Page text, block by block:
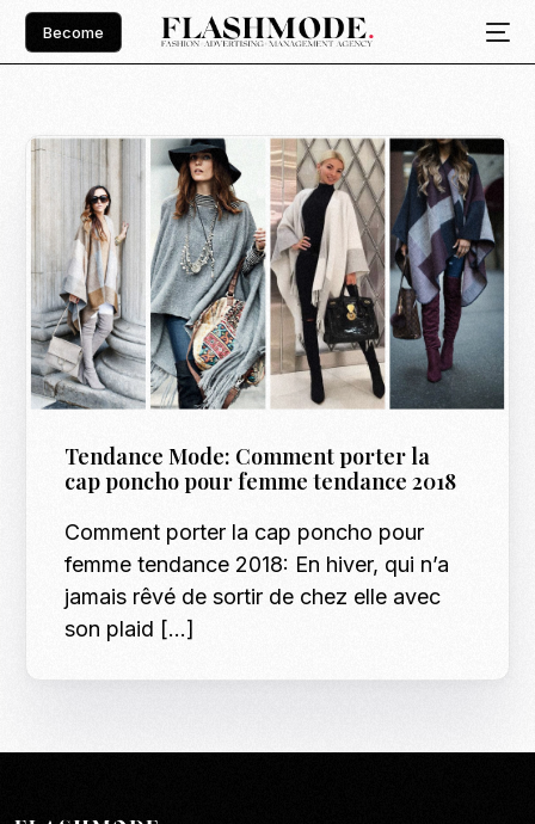
Become
Tendance Mode: Comment porter la
cap poncho pour femme tendance 2018
Comment porter la cap poncho pour
femme tendance 2018: En hiver, qui n’a
jamais rêvé de sortir de chez elle avec
son plaid […]